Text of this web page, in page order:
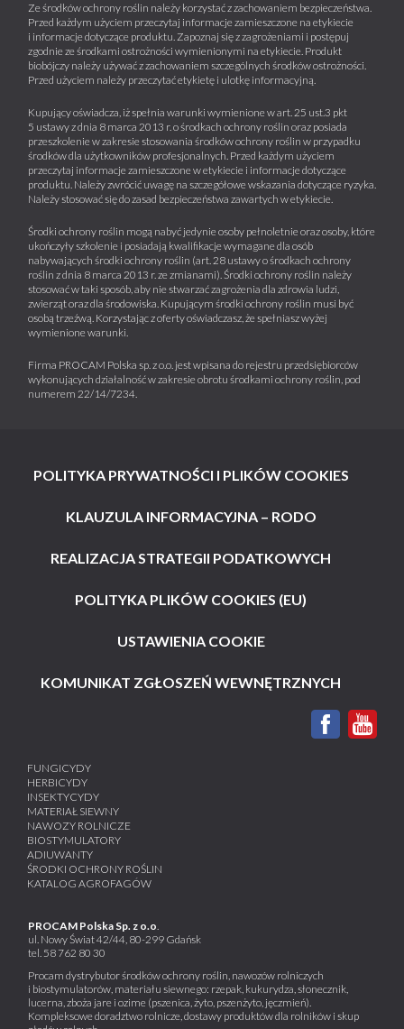
Ze środków ochrony roślin należy korzystać z zachowaniem bezpieczeństwa.
Przed każdym użyciem przeczytaj informacje zamieszczone na etykiecie
i informacje dotyczące produktu. Zapoznaj się z zagrożeniami i postępuj
zgodnie ze środkami ostrożności wymienionymi na etykiecie. Produkt
biobójczy należy używać z zachowaniem szczególnych środków ostrożności.
Przed użyciem należy przeczytać etykietę i ulotkę informacyjną.
Kupujący oświadcza, iż spełnia warunki wymienione w art. 25 ust.3 pkt
5 ustawy z dnia 8 marca 2013 r. o środkach ochrony roślin oraz posiada
przeszkolenie w zakresie stosowania środków ochrony roślin w przypadku
środków dla użytkowników profesjonalnych. Przed każdym użyciem
przeczytaj informacje zamieszczone w etykiecie i informacje dotyczące
produktu. Należy zwrócić uwagę na szczegółowe wskazania dotyczące ryzyka.
Należy stosować się do zasad bezpieczeństwa zawartych w etykiecie.
Środki ochrony roślin mogą nabyć jedynie osoby pełnoletnie oraz osoby, które
ukończyły szkolenie i posiadają kwalifikacje wymagane dla osób
nabywających środki ochrony roślin (art. 28 ustawy o środkach ochrony
roślin z dnia 8 marca 2013 r. ze zmianami). Środki ochrony roślin należy
stosować w taki sposób, aby nie stwarzać zagrożenia dla zdrowia ludzi,
zwierząt oraz dla środowiska. Kupującym środki ochrony roślin musi być
osobą trzeźwą. Korzystając z oferty oświadczasz, że spełniasz wyżej
wymienione warunki.
Firma PROCAM Polska sp. z o.o. jest wpisana do rejestru przedsiębiorców
wykonujących działalność w zakresie obrotu środkami ochrony roślin, pod
numerem 22/14/7234.
POLITYKA PRYWATNOŚCI I PLIKÓW COOKIES
KLAUZULA INFORMACYJNA – RODO
REALIZACJA STRATEGII PODATKOWYCH
POLITYKA PLIKÓW COOKIES (EU)
USTAWIENIA COOKIE
KOMUNIKAT ZGŁOSZEŃ WEWNĘTRZNYCH
FUNGICYDY
HERBICYDY
INSEKTYCYDY
MATERIAŁ SIEWNY
NAWOZY ROLNICZE
BIOSTYMULATORY
ADIUWANTY
ŚRODKI OCHRONY ROŚLIN
KATALOG AGROFAGÓW
PROCAM Polska Sp. z o.o.
ul. Nowy Świat 42/44, 80-299 Gdańsk
tel. 58 762 80 30
Procam dystrybutor środków ochrony roślin, nawozów rolniczych
i biostymulatorów, materiału siewnego: rzepak, kukurydza, słonecznik,
lucerna, zboża jare i ozime (pszenica, żyto, pszenżyto, jęczmień).
Kompleksowe doradztwo rolnicze, dostawy produktów dla rolników i skup